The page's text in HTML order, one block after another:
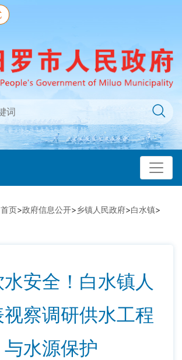
首页>政府信息公开>乡镇人民政府>白水镇>
安全！白水镇人
察调研供水工程
与水源保护